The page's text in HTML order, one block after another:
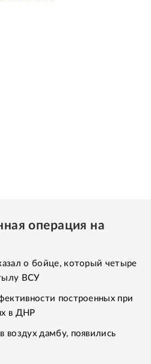
операция на
о бойце, который четыре
ВСУ
построенных при
в ДНР
дамбу, появились